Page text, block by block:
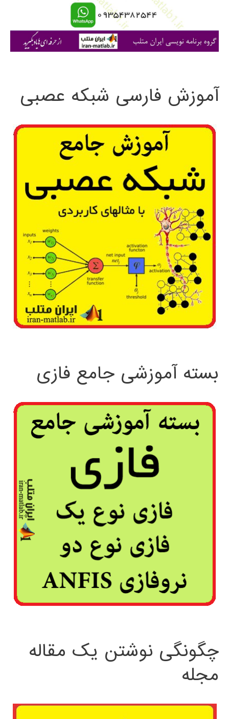
ی
آموزش فارسی شبکه عصبی
بسته آموزشی جامع فازی
چگونگی نوشتن یک مقاله
مجله